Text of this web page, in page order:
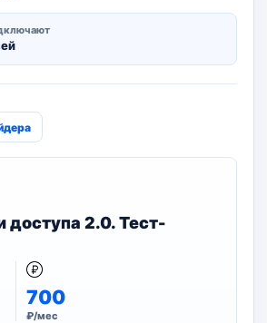
доступа 2.0. Тест-
700
₽/мес